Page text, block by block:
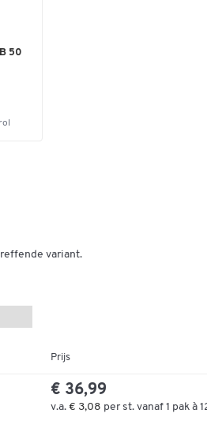
50
variant.
Prijs
€ 36,99
v.a. € 3,08 per st. vanaf 1 pak à